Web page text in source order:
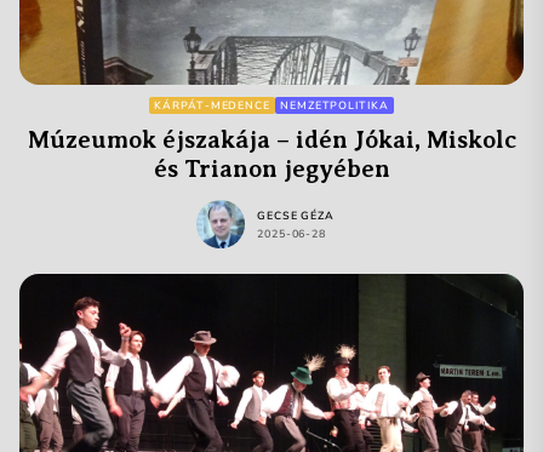
KÁRPÁT-MEDENCE NEMZETPOLITIKA
Múzeumok éjszakája – idén Jókai, Miskolc
és Trianon jegyében
GECSE GÉZA
2025-06-28